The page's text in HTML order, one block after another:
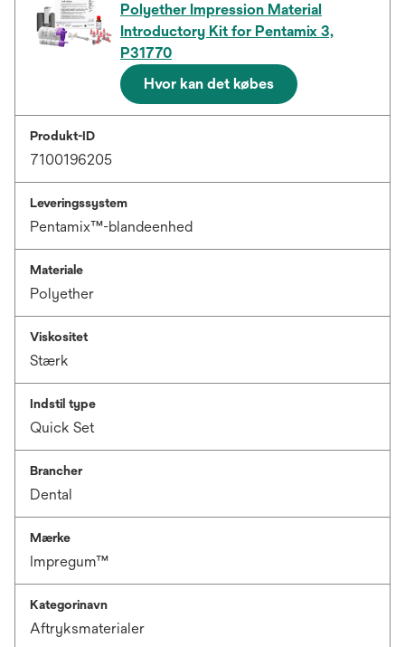
Polyether Impression Material
Introductory Kit for Pentamix 3,
P31770
Hvor kan det købes
Produkt-ID
7100196205
Leveringssystem
Pentamix™-blandeenhed
Materiale
Polyether
Viskositet
Stærk
Indstil type
Quick Set
Brancher
Dental
Mærke
Impregum™
Kategorinavn
Aftryksmaterialer